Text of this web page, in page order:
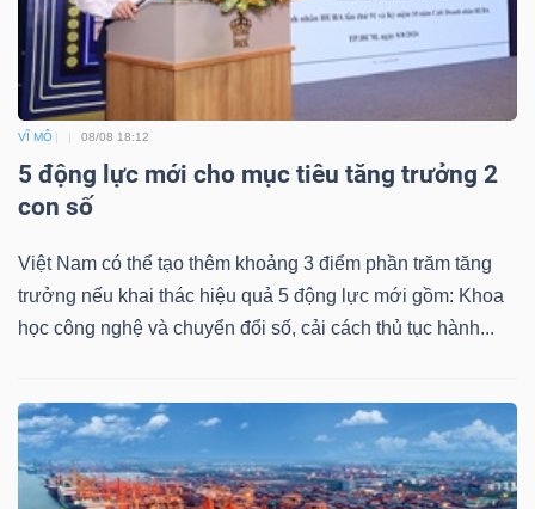
VĨ MÔ 08/08 18:12
5 động lực mới cho mục tiêu tăng trưởng 2
con số
Việt Nam có thể tạo thêm khoảng 3 điểm phần trăm tăng
trưởng nếu khai thác hiệu quả 5 động lực mới gồm: Khoa
học công nghệ và chuyển đổi số, cải cách thủ tục hành...